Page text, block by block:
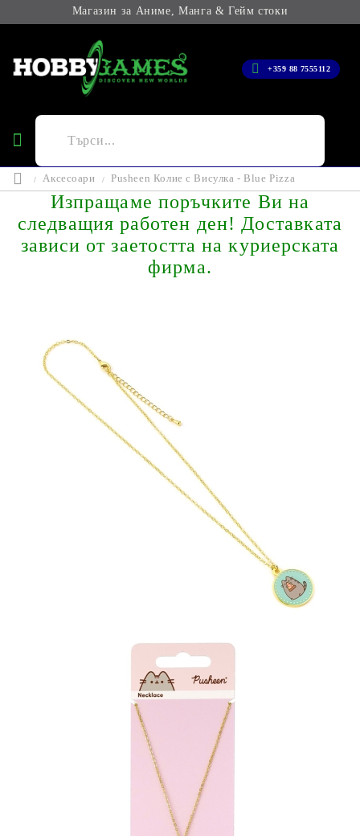
Магазин за Аниме, Манга & Гейм стоки
+359 88 7555112
Аксесоари Pusheen Колие с Висулка - Blue Pizza
Изпращаме поръчките Ви на
следващия работен ден! Доставката
зависи от заетостта на куриерската
фирма.